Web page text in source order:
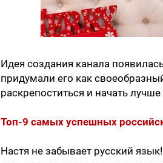
Идея создания канала
придумали его как
раскрепоститься и начать
Топ-9 самых успешных
Настя не забывает русский